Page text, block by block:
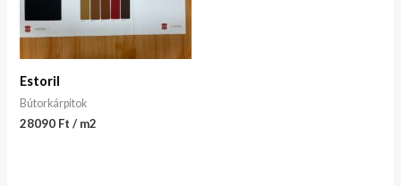
Estoril
Bútorkárpitok
28090 Ft / m2